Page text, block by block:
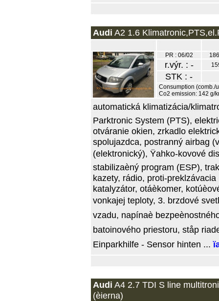
Audi A2 1.6
PR : 06/02
r.výr. : -
STK : -
Consumption (comb./
Co2 emission: 142 g/
automatická klimatizácia/
Parktronic System (PTS),
otváranie okien, zrkadlo
spolujazdca, postranný airbag
(elektronický), Ÿahko-kovové
stabilizaèný program (ESP),
kazety, rádio, proti-
katalyzátor, otáèkomer,
vonkajej teploty, 3. brzdové
vzadu, napínaè
batoinového priestoru, ståp
Einparkhilfe - Sensor hinten ...
Audi A4 2.7 TDI S line
(èierna)